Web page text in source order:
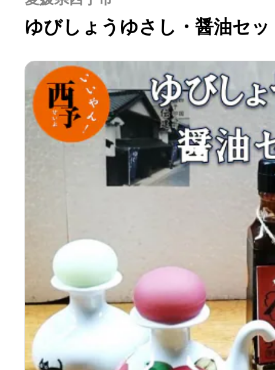
ゆびしょうゆさし・醤油セッ